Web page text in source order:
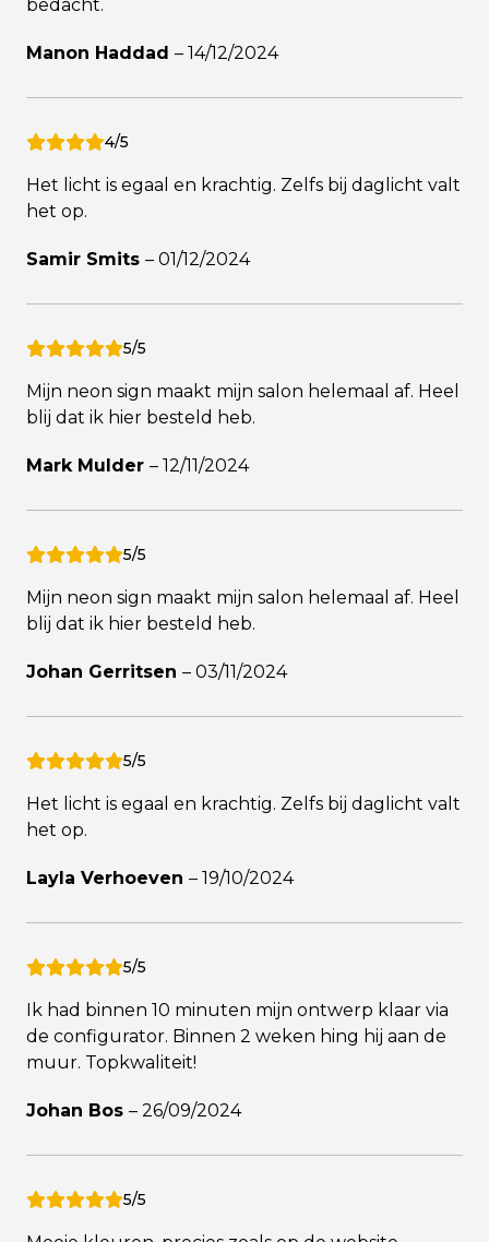
bedacht.
Manon Haddad – 14/12/2024
4/5
Het licht is egaal en krachtig. Zelfs bij daglicht valt
het op.
Samir Smits – 01/12/2024
5/5
Mijn neon sign maakt mijn salon helemaal af. Heel
blij dat ik hier besteld heb.
Mark Mulder – 12/11/2024
5/5
Mijn neon sign maakt mijn salon helemaal af. Heel
blij dat ik hier besteld heb.
Johan Gerritsen – 03/11/2024
5/5
Het licht is egaal en krachtig. Zelfs bij daglicht valt
het op.
Layla Verhoeven – 19/10/2024
5/5
Ik had binnen 10 minuten mijn ontwerp klaar via
de configurator. Binnen 2 weken hing hij aan de
muur. Topkwaliteit!
Johan Bos – 26/09/2024
5/5